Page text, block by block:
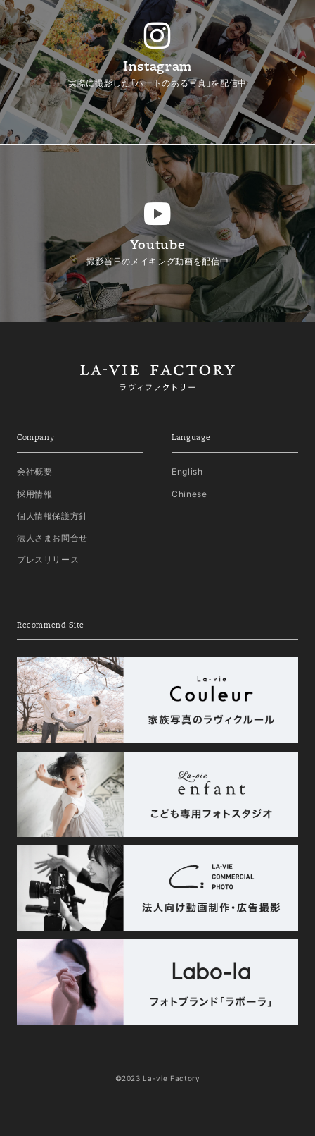
Instagram
実際に撮影した「ハートのある写真」を配信中
Youtube
撮影当日のメイキング動画を配信中
Company
会社概要
採用情報
個人情報保護方針
法人さまお問合せ
プレスリリース
Language
English
Chinese
Recommend Site
©2023 La-vie Factory